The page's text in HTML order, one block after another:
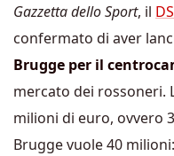
Gazzetta dello Sport, il
confermato di aver
Brugge per il
mercato dei rossoneri.
milioni di euro, ovvero
Brugge vuole 40